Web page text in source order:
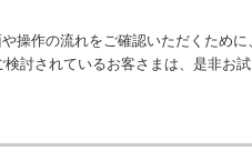
操作の流れをご確認いただくために
討されているお客さまは、是非お試